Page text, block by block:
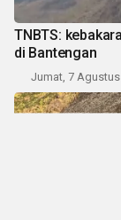
TNBTS:
di Bantengan
Jumat, 7